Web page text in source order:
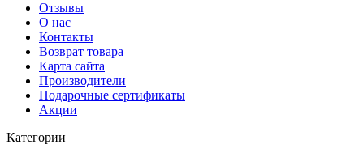
Отзывы
О нас
Контакты
Возврат товара
Карта сайта
Производители
Подарочные сертификаты
Акции
Категории